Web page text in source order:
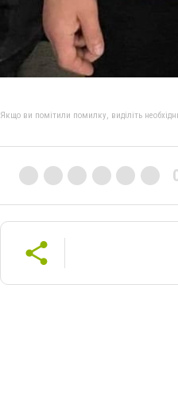
Якщо ви помітили помилку, виділіть